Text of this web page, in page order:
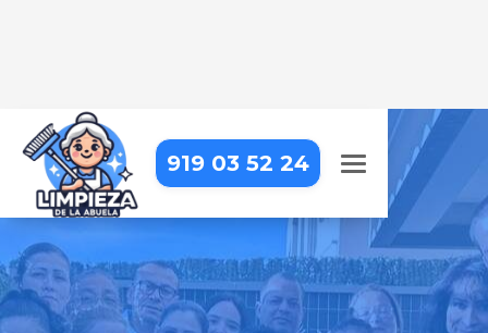
919 03 52 24
LIMPIEZA DE COLEGIOS EN
ANCHUELO
Limpieza eficiente y detallada que
responde a las necesidades de tu